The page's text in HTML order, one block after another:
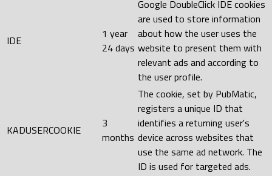
IDE
1 year
24 days
Google DoubleClick IDE cookies
are used to store information
about how the user uses the
website to present them with
relevant ads and according to
the user profile.
KADUSERCOOKIE
3
months
The cookie, set by PubMatic,
registers a unique ID that
identifies a returning user's
device across websites that
use the same ad network. The
ID is used for targeted ads.